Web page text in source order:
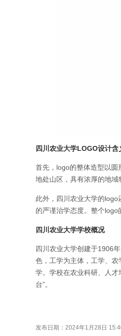
四川农业大学LOGO设计含
首先，logo的整体造型以圆
地处山区，具有浓厚的地域
此外，四川农业大学的logo
的严谨治学态度。整个logo
四川农业大学学校概况
四川农业大学创建于1906
色，工学为主体，工学、
学。学校在农业科研、人才
台”。
发布日期：2024年1月28日